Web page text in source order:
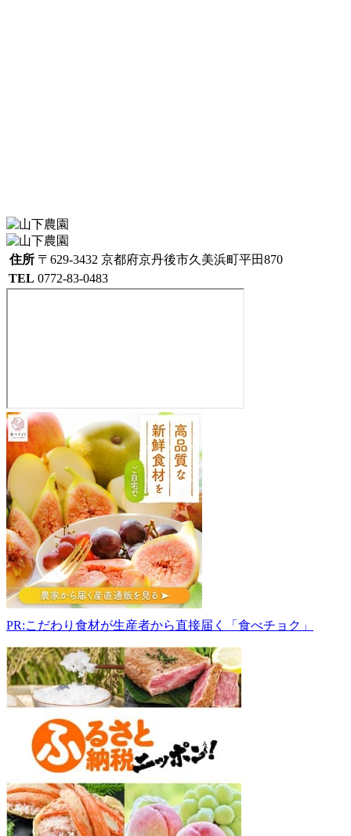
住所 〒629-3432 京都府京丹後市久美浜町平田870
TEL 0772-83-0483
山
下
農
園
629-
3432
京
都
府
京
丹
後
市
久
美
浜
町
平
田
0772-
-
PR:こだわり食材が生産者から直接届く「食べチョク」